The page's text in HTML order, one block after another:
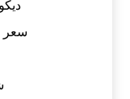
سعر